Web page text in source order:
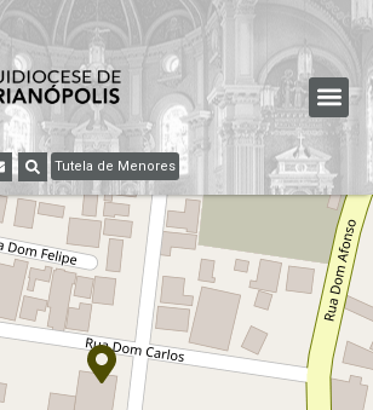
Tutela de Menores